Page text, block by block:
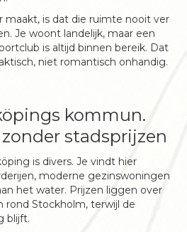
maakt, is dat die ruimte nooit ver
Je woont landelijk, maar een
is altijd binnen bereik. Dat
niet romantisch onhandig.
kommun.
stadsprijzen
is divers. Je vindt hier
moderne gezinswoningen
het water. Prijzen liggen over
rond Stockholm, terwijl de
blijft.